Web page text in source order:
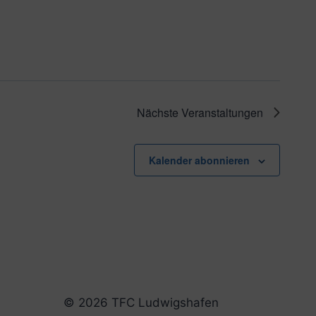
Nächste Veranstaltungen
Kalender abonnieren
© 2026 TFC Ludwigshafen